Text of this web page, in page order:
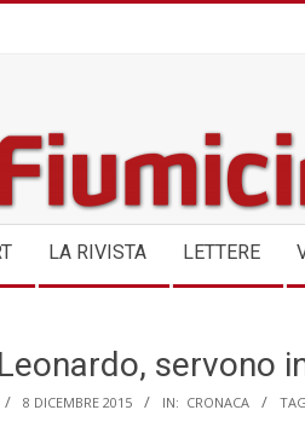
LA RIVISTA LETTERE
servono
8 DICEMBRE 2015 IN: CRONACA